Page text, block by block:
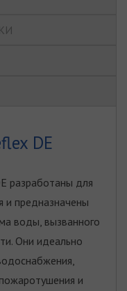
DE
разработаны для
и предназначены
воды, вызванного
Они идеально
и